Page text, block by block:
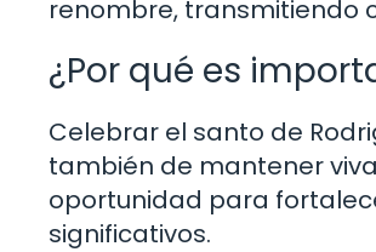
renombre, transmitiendo
¿Por qué es
Celebrar el santo de
también de mantener
oportunidad para
significativos.